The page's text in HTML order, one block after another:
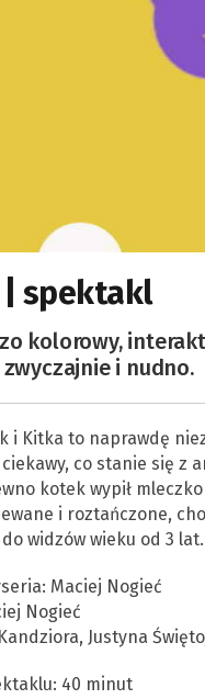
spektakl
kolorowy,
i nudno.
i Kitka to naprawdę
co stanie się z
kotek wypił
i roztańczone,
widzów wieku od 3 lat.
Maciej Nogieć
Nogieć
Justyna
40 minut